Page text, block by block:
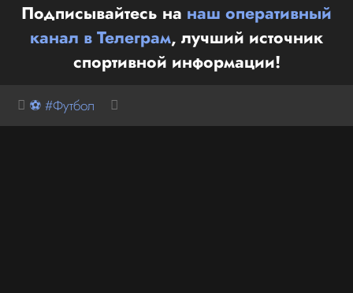
Подписывайтесь на наш оперативный
канал в Телеграм, лучший источник
спортивной информации!
⚽ #Футбол